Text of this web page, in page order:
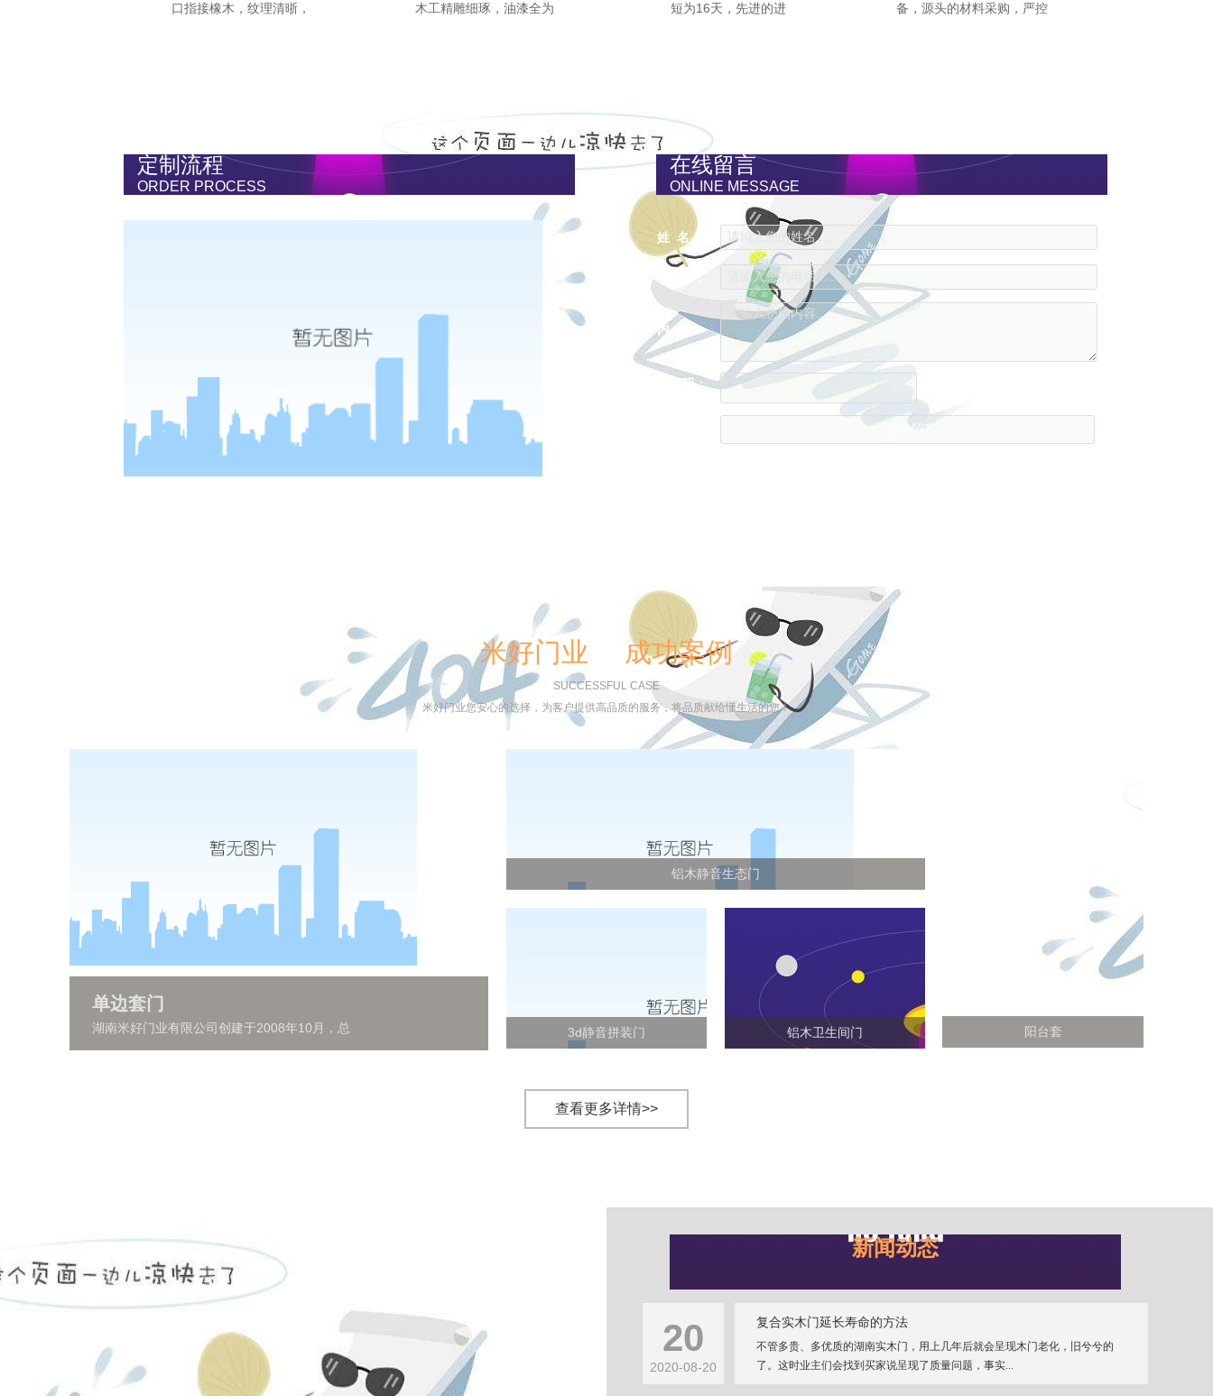
口指接橡木，纹理清晣，
木工精雕细琢，油漆全为
短为16天，先进的进
备，源头的材料采购，严控
定制流程
ORDER PROCESS
在线留言
ONLINE MESSAGE
姓 名： 请输入您的姓名......
请输入您的电话......
内 容：
请输入您的内容......
验证码：
米好门业 成功案例
SUCCESSFUL CASE
米好门业您安心的选择，为客户提供高品质的服务，将品质献给懂生活的您！
单边套门
湖南米好门业有限公司创建于2008年10月，总
铝木静音生态门
3d静音拼装门 铝木卫生间门 阳台套
查看更多详情>>
新闻动态
20
2020-08-20
复合实木门延长寿命的方法
不管多贵、多优质的湖南实木门，用上几年后就会呈现木门老化，旧兮兮的
了。这时业主们会找到买家说呈现了质量问题，事实...